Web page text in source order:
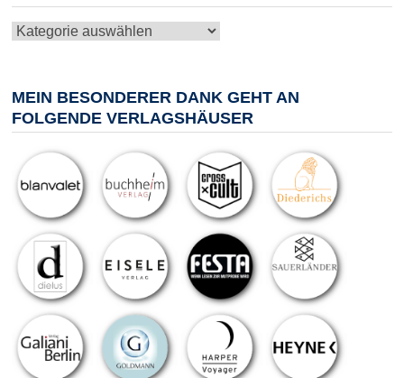
Kategorien
MEIN BESONDERER DANK GEHT AN
FOLGENDE VERLAGSHÄUSER